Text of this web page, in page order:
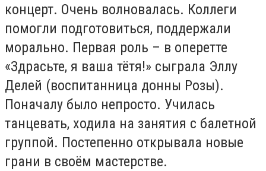
концерт. Очень волновалась. Коллеги
помогли подготовиться, поддержали
морально. Первая роль – в оперетте
«Здрасьте, я ваша тётя!» сыграла Эллу
Делей (воспитанница донны Розы).
Поначалу было непросто. Училась
танцевать, ходила на занятия с балетной
группой. Постепенно открывала новые
грани в своём мастерстве.